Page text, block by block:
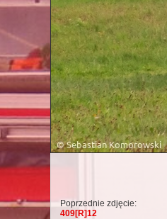
Poprzednie zdjęcie:
409[R]12